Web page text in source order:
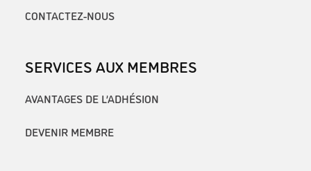
CONTACTEZ-NOUS
SERVICES AUX MEMBRES
AVANTAGES DE L’ADHÉSION
DEVENIR MEMBRE